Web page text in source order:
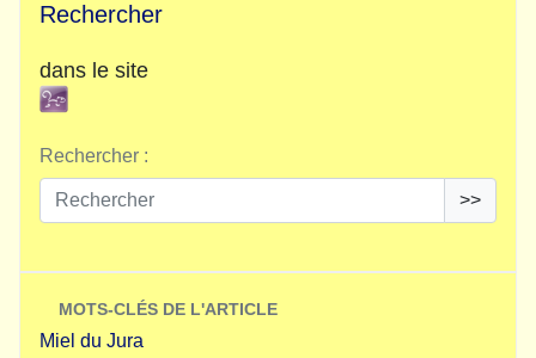
Rechercher
dans le site
Rechercher :
>>
MOTS-CLÉS DE L'ARTICLE
Miel du Jura